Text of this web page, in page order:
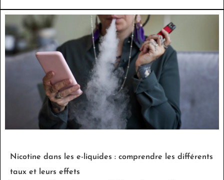
Nicotine dans les e-liquides : comprendre les différents
taux et leurs effets